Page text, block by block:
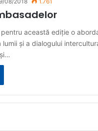
pentru această ediţie o
şi a dialogului